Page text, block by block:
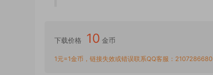
下载价格 10 金币
1元=1金币，链接失效或错误联系QQ客服：2107286680